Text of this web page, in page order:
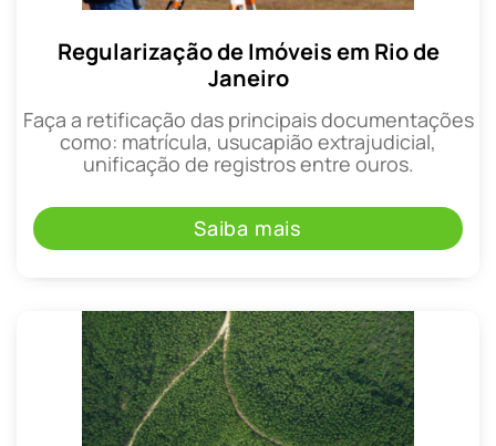
Regularização de Imóveis em Rio de
Janeiro
Faça a retificação das principais documentações
como: matrícula, usucapião extrajudicial,
unificação de registros entre ouros.
Saiba mais